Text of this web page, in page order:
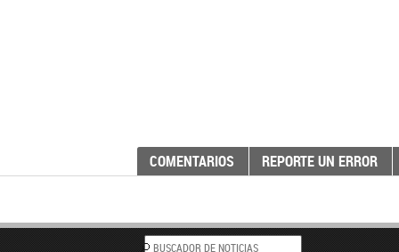
COMENTARIOS REPORTE UN ERROR